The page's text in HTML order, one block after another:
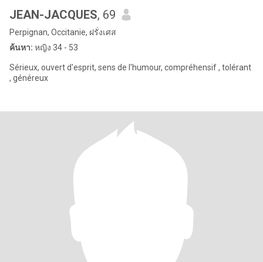
JEAN-JACQUES, 69
Perpignan, Occitanie, ฝรั่งเศส
ค้นหา: หญิง 34 - 53
Sérieux, ouvert d'esprit, sens de l'humour, compréhensif , tolérant
, généreux